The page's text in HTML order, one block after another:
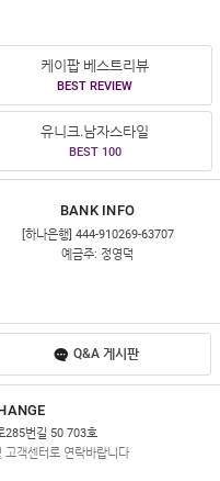
케이팝 베스트리뷰
BEST REVIEW
유니크.남자스타일
BEST 100
BANK INFO
[하나은행] 444-910269-63707
예금주: 정영덕
Q&A 게시판
285번길 50 703호
고객센터로 연락바랍니다